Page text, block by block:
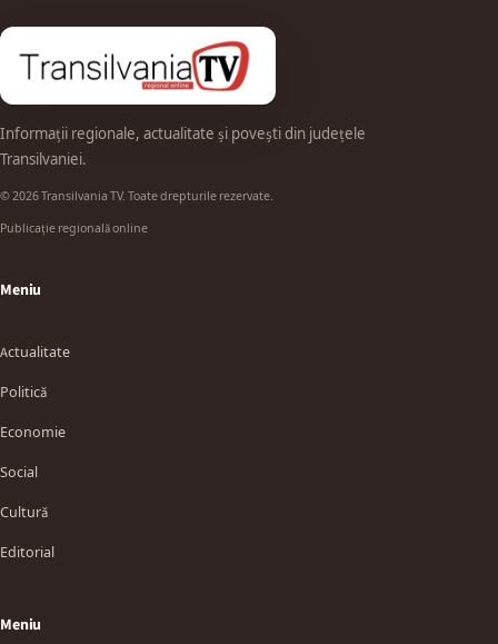
Informații regionale, actualitate și povești din județele
Transilvaniei.
© 2026 Transilvania TV. Toate drepturile rezervate.
Publicație regională online
Meniu
Actualitate
Politică
Economie
Social
Cultură
Editorial
Meniu